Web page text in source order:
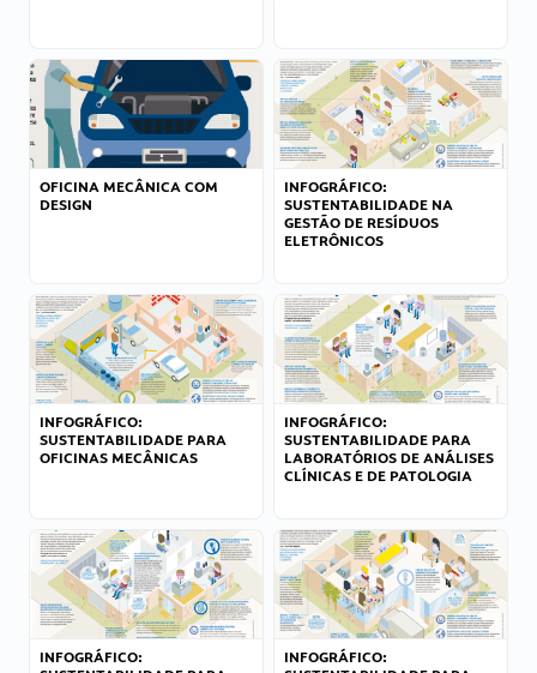
OFICINA MECÂNICA COM
DESIGN
INFOGRÁFICO:
SUSTENTABILIDADE NA
GESTÃO DE RESÍDUOS
ELETRÔNICOS
INFOGRÁFICO:
SUSTENTABILIDADE PARA
OFICINAS MECÂNICAS
INFOGRÁFICO:
SUSTENTABILIDADE PARA
LABORATÓRIOS DE ANÁLISES
CLÍNICAS E DE PATOLOGIA
INFOGRÁFICO:
INFOGRÁFICO: